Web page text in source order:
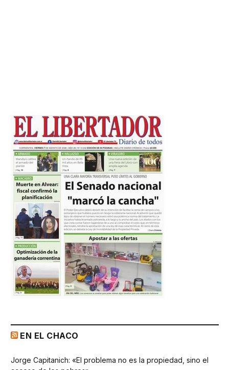
EN EL CHACO
Jorge Capitanich: «El problema no es la propiedad, sino el